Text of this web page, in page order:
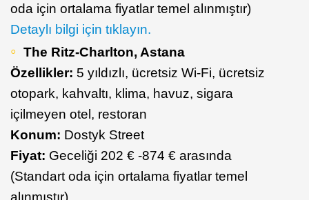
oda için ortalama fiyatlar temel alınmıştır)
Detaylı bilgi için tıklayın.
The Ritz-Charlton, Astana
Özellikler: 5 yıldızlı, ücretsiz Wi-Fi, ücretsiz
otopark, kahvaltı, klima, havuz, sigara
içilmeyen otel, restoran
Konum: Dostyk Street
Fiyat: Geceliği 202 € -874 € arasında
(Standart oda için ortalama fiyatlar temel
alınmıştır)